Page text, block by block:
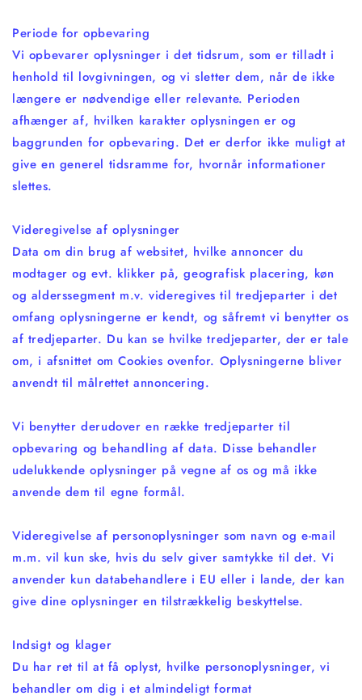
Periode for opbevaring
Vi opbevarer oplysninger i det tidsrum, som er tilladt i
henhold til lovgivningen, og vi sletter dem, når de ikke
længere er nødvendige eller relevante. Perioden
afhænger af, hvilken karakter oplysningen er og
baggrunden for opbevaring. Det er derfor ikke muligt at
give en generel tidsramme for, hvornår informationer
slettes.
Videregivelse af oplysninger
Data om din brug af websitet, hvilke annoncer du
modtager og evt. klikker på, geografisk placering, køn
og alderssegment m.v. videregives til tredjeparter i det
omfang oplysningerne er kendt, og såfremt vi benytter os
af tredjeparter. Du kan se hvilke tredjeparter, der er tale
om, i afsnittet om Cookies ovenfor. Oplysningerne bliver
anvendt til målrettet annoncering.
Vi benytter derudover en række tredjeparter til
opbevaring og behandling af data. Disse behandler
udelukkende oplysninger på vegne af os og må ikke
anvende dem til egne formål.
Videregivelse af personoplysninger som navn og e-mail
m.m. vil kun ske, hvis du selv giver samtykke til det. Vi
anvender kun databehandlere i EU eller i lande, der kan
give dine oplysninger en tilstrækkelig beskyttelse.
Indsigt og klager
Du har ret til at få oplyst, hvilke personoplysninger, vi
behandler om dig i et almindeligt format